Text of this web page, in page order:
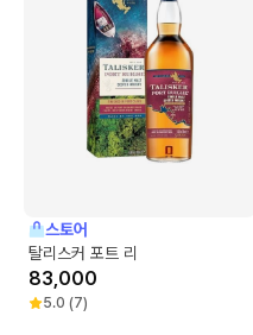
스토어
탈리스커 포트 리
83,000
5.0 (7)